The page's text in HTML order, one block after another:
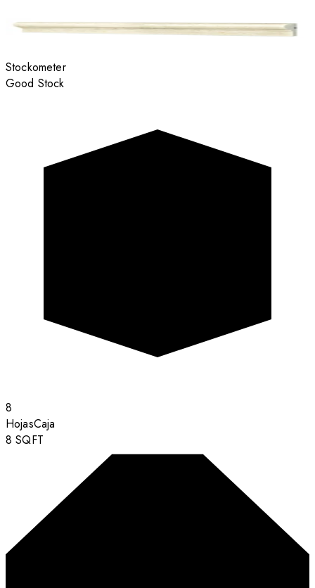
Stockometer
Good Stock
8
HojasCaja
8 SQFT